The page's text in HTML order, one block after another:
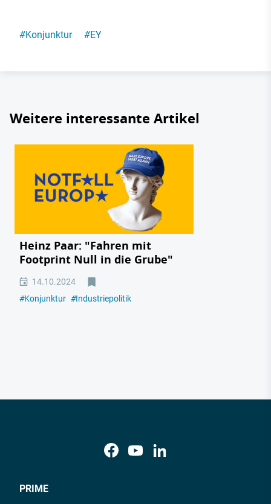
#Konjunktur #EY
Weitere interessante Artikel
Heinz Paar: "Fahren mit
Footprint Null in die Grube"
14.10.2024
#Konjunktur #Industriepolitik
PRIME